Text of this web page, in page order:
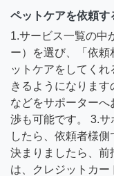
ペットケアを依頼す
1.サービス一覧の中
ー）を選び、「依
ットケアをしてく
きるようになりま
などをサポーター
渉も可能です。 3.
したら、依頼者様
決まりましたら、前
は、クレジットカー